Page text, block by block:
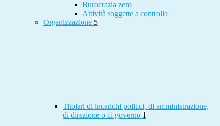
Burocrazia zero
Attività soggette a controllo
Organizzazione 5
Titolari di incarichi politici, di amministrazione,
di direzione o di governo 1